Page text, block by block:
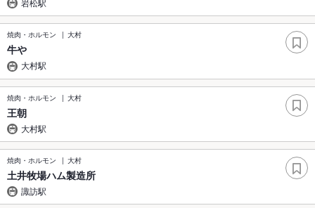
焼肉・ホルモン 大村
牛や
大村駅
焼肉・ホルモン 大村
王朝
大村駅
焼肉・ホルモン 大村
土井牧場ハム製造所
諏訪駅